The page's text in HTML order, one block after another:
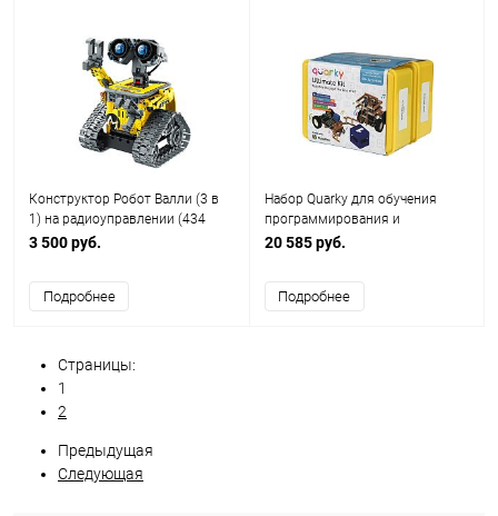
Конструктор Робот Валли (3 в
1) на радиоуправлении (434
детали)
3 500 руб.
Подробнее
Набор Quarky для обучения
программирования и
робототехнике для детей
20 585 руб.
Подробнее
Страницы:
1
2
Предыдущая
Следующая